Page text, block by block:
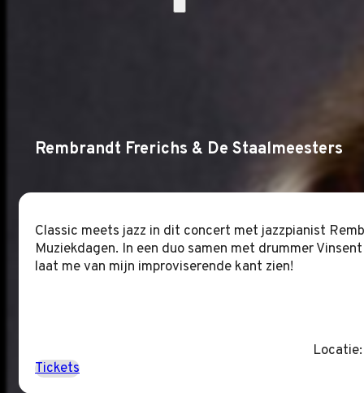
Rembrandt Frerichs & De Staalmeesters
Classic meets jazz in dit concert met jazzpianist
Muziekdagen. In een duo samen met drummer
laat me van mijn improviserende kant zien!
Tickets